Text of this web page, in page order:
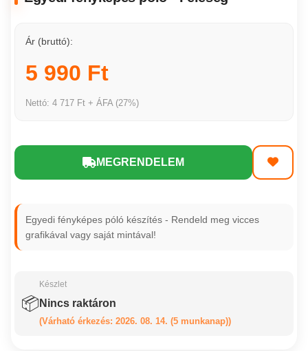
Ár (bruttó):
5 990 Ft
Nettó: 4 717 Ft + ÁFA (27%)
MEGRENDELEM
Egyedi fényképes póló készítés - Rendeld meg vicces
grafikával vagy saját mintával!
📦
Készlet
Nincs raktáron
(Várható érkezés: 2026. 08. 14. (5 munkanap))